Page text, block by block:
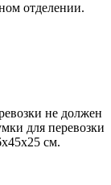
отделении.
не должен
для перевозки
см.